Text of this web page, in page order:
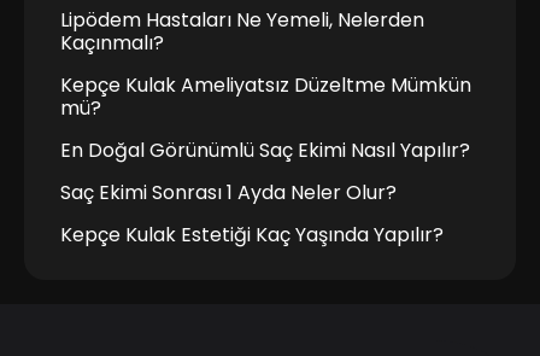
Lipödem Hastaları Ne Yemeli, Nelerden
Kaçınmalı?
Kepçe Kulak Ameliyatsız Düzeltme Mümkün
mü?
En Doğal Görünümlü Saç Ekimi Nasıl Yapılır?
Saç Ekimi Sonrası 1 Ayda Neler Olur?
Kepçe Kulak Estetiği Kaç Yaşında Yapılır?